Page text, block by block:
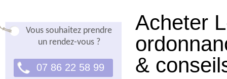
Vous souhaitez prendre
un rendez-vous ?
07 86 22 58 99
Acheter
&